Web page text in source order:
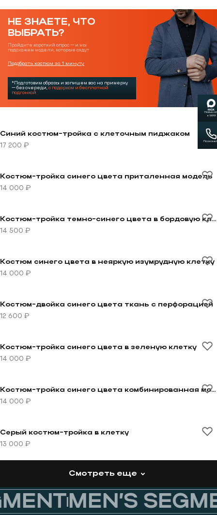
НЕ ЗНАЕТЕ, ЧТО
ВЫБРАТЬ?
Пройдите короткий опрос — и мы
подскажем модели, которые сядут
Подобрать костюм за 1 минуту
*Подготовим образы и запишем вас на примерку
— без очереди, с подарком и бесплатной
подгонкой
Перейти к товару Синий костюм-тройка с
Синий костюм-тройка с клеточным пиджаком
17 200 ₽
Перейти к товару Костюм-тройка синего цвета
Костюм-тройка синего цвета приталенная модель
14 000 ₽
Перейти к товару Костюм-тройка темно-синего
Костюм-тройка темно-синего цвета в бордовую клетку
14 500 ₽
Перейти к товару Костюм синего цвета в неяркую
Костюм синего цвета в неяркую изумрудную клетку
14 000 ₽
Перейти к товару Костюм-двойка синего цвета
Костюм-двойка синего цвета ткань с перфорацией
12 600 ₽
Перейти к товару Костюм-тройка синего цвета в
Костюм-тройка синего цвета в зеленую клетку
14 000 ₽
Перейти к товару Костюм-тройка синего цвета
Костюм-тройка синего цвета комбинированная модель
14 000 ₽
Серый костюм-тройка в клетку
13 000 ₽
Смотреть еще
MEN’S
в MAX